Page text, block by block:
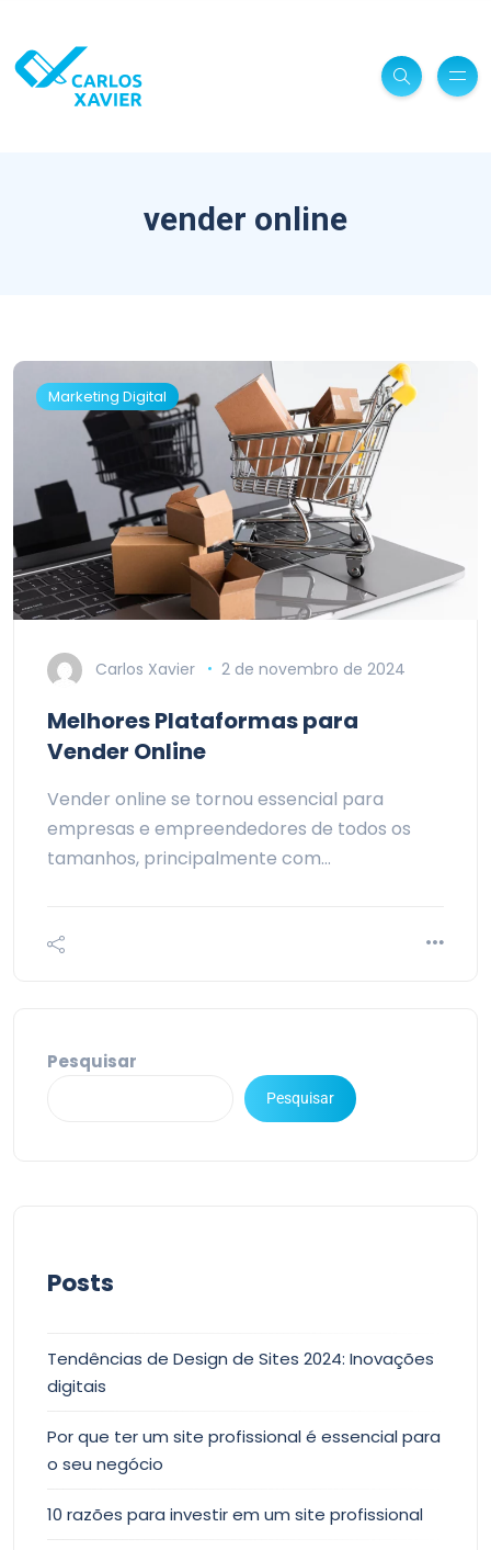
vender online
Marketing Digital
Carlos Xavier 2 de novembro de 2024
Melhores Plataformas para
Vender Online
Vender online se tornou essencial para
empresas e empreendedores de todos os
tamanhos, principalmente com…
Pesquisar
Pesquisar
Posts
Tendências de Design de Sites 2024: Inovações
digitais
Por que ter um site profissional é essencial para
o seu negócio
10 razões para investir em um site profissional